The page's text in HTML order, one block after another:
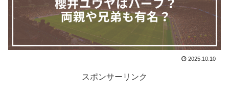
2025.10.10
スポンサーリンク